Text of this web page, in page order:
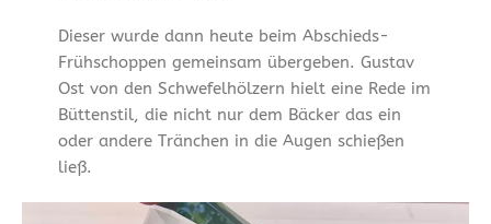
Dieser wurde dann heute beim Abschieds-
Frühschoppen gemeinsam übergeben. Gustav
Ost von den Schwefelhölzern hielt eine Rede im
Büttenstil, die nicht nur dem Bäcker das ein
oder andere Tränchen in die Augen schießen
ließ.